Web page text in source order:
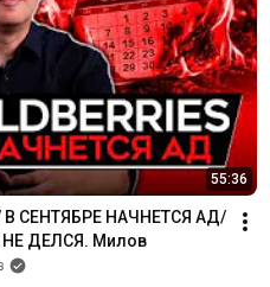
55:36
В СЕНТЯБРЕ НАЧНЕТСЯ АД/
ДЕЛСЯ. Милов